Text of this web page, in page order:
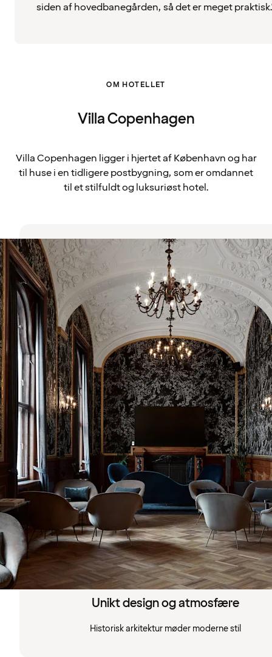
siden af hovedbanegården, så det er meget
OM HOTELLET
Villa Copenhagen
Villa Copenhagen ligger i hjertet af København og har
til huse i en tidligere postbygning, som er omdannet
til et stilfuldt og luksuriøst hotel.
Unikt design og atmosfære
Historisk arkitektur møder moderne stil